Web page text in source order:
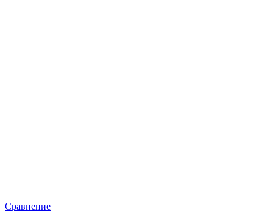
Сравнение